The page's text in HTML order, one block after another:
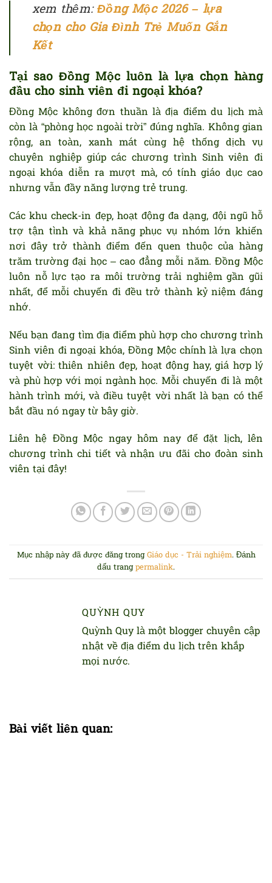
xem thêm:Đồng Mộc 2026 – lựa
chọn cho Gia Đình Trẻ Muốn Gắn
Kết
Tại sao Đồng Mộc luôn là lựa chọn hàng
đầu cho sinh viên đi ngoại khóa?
Đồng Mộc không đơn thuần là địa điểm du lịch mà
còn là “phòng học ngoài trời” đúng nghĩa. Không gian
rộng, an toàn, xanh mát cùng hệ thống dịch vụ
chuyên nghiệp giúp các chương trình Sinh viên đi
ngoại khóa diễn ra mượt mà, có tính giáo dục cao
nhưng vẫn đầy năng lượng trẻ trung.
Các khu check-in đẹp, hoạt động đa dạng, đội ngũ hỗ
trợ tận tình và khả năng phục vụ nhóm lớn khiến
nơi đây trở thành điểm đến quen thuộc của hàng
trăm trường đại học – cao đẳng mỗi năm. Đồng Mộc
luôn nỗ lực tạo ra môi trường trải nghiệm gần gũi
nhất, để mỗi chuyến đi đều trở thành kỷ niệm đáng
nhớ.
Nếu bạn đang tìm địa điểm phù hợp cho chương trình
Sinh viên đi ngoại khóa, Đồng Mộc chính là lựa chọn
tuyệt vời: thiên nhiên đẹp, hoạt động hay, giá hợp lý
và phù hợp với mọi ngành học. Mỗi chuyến đi là một
hành trình mới, và điều tuyệt vời nhất là bạn có thể
bắt đầu nó ngay từ bây giờ.
Liên hệ Đồng Mộc ngay hôm nay để đặt lịch, lên
chương trình chi tiết và nhận ưu đãi cho đoàn sinh
viên tại đây!
Mục nhập này đã được đăng trong Giáo dục - Trải nghiệm. Đánh
dấu trang permalink.
QUỲNH QUY
Quỳnh Quy là một blogger chuyên cập
nhật về địa điểm du lịch trên khắp
mọi nước.
Bài viết liên quan: